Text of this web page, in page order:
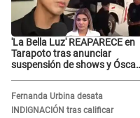
'La Bella Luz' REAPARECE en
Tarapoto tras anunciar
suspensión de shows y Óscar
Fernanda Urbina desata
INDIGNACIÓN tras calificar